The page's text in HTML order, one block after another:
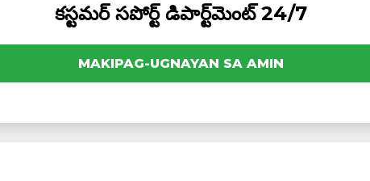
కస్టమర్ సపోర్ట్ డిపార్ట్‌మెంట్ 24/7
MAKIPAG-UGNAYAN SA AMIN